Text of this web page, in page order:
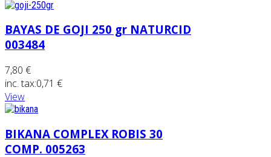
BAYAS DE GOJI 250 gr NATURCID
003484
7,80 €
inc. tax:0,71 €
View
BIKANA COMPLEX ROBIS 30
COMP. 005263